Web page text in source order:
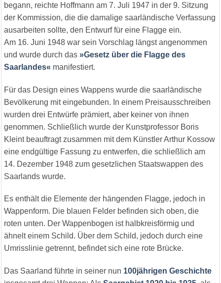
begann, reichte Hoffmann am 7. Juli 1947 in der 9. Sitzung
der Kommission, die die damalige saarländische Verfassung
ausarbeiten sollte, den Entwurf für eine Flagge ein.
Am 16. Juni 1948 war sein Vorschlag längst angenommen
und wurde durch das »Gesetz über die Flagge des
Saarlandes« manifestiert.
Für das Design eines Wappens wurde die saarländische
Bevölkerung mit eingebunden. In einem Preisausschreiben
wurden drei Entwürfe prämiert, aber keiner von ihnen
genommen. Schließlich wurde der Kunstprofessor Boris
Kleint beauftragt zusammen mit dem Künstler Arthur Kossow
eine endgültige Fassung zu entwerfen, die schließlich am
14. Dezember 1948 zum gesetzlichen Staatswappen des
Saarlands wurde.
Es enthält die Elemente der hängenden Flagge, jedoch in
Wappenform. Die blauen Felder befinden sich oben, die
roten unten. Der Wappenbogen ist halbkreisförmig und
ähnelt einem Schild. Über dem Schild, jedoch durch eine
Umrisslinie getrennt, befindet sich eine rote Brücke.
Das Saarland führte in seiner nun 100jährigen Geschichte